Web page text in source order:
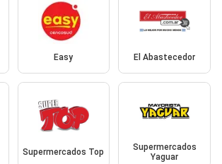
Easy El Abastecedor
Supermercados Top
Supermercados
Yaguar